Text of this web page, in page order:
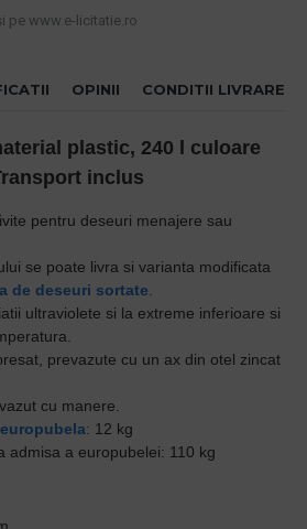
pe www.e-licitatie.ro
OPINII CONDITII LIVRARE
plastic, 240 l culoare
inclus
pentru deseuri menajere sau
se poate livra si varianta modificata
de deseuri sortate
ultraviolete si la extreme inferioare si
prevazute cu un ax din otel zincat
cu manere.
europubela: 12 kg
admisa a europubelei: 110 kg